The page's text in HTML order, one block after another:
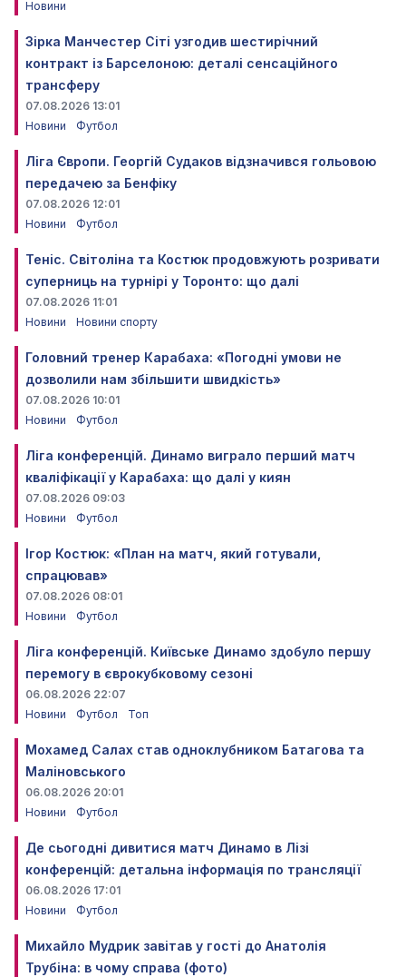
Новини
Зірка Манчестер Сіті узгодив шестирічний
контракт із Барселоною: деталі сенсаційного
трансферу
07.08.2026 13:01
Новини
Футбол
Ліга Європи. Георгій Судаков відзначився гольовою
передачею за Бенфіку
07.08.2026 12:01
Новини
Футбол
Теніс. Світоліна та Костюк продовжують розривати
суперниць на турнірі у Торонто: що далі
07.08.2026 11:01
Новини
Новини спорту
Головний тренер Карабаха: «Погодні умови не
дозволили нам збільшити швидкість»
07.08.2026 10:01
Новини
Футбол
Ліга конференцій. Динамо виграло перший матч
кваліфікації у Карабаха: що далі у киян
07.08.2026 09:03
Новини
Футбол
Ігор Костюк: «План на матч, який готували,
спрацював»
07.08.2026 08:01
Новини
Футбол
Ліга конференцій. Київське Динамо здобуло першу
перемогу в єврокубковому сезоні
06.08.2026 22:07
Новини
Футбол Топ
Мохамед Салах став одноклубником Батагова та
Маліновського
06.08.2026 20:01
Новини
Футбол
Де сьогодні дивитися матч Динамо в Лізі
конференцій: детальна інформація по трансляції
06.08.2026 17:01
Новини
Футбол
Михайло Мудрик завітав у гості до Анатолія
Трубіна: в чому справа (фото)